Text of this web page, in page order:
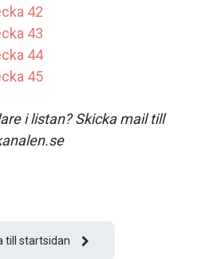
42
43
44
45
i listan? Skicka mail till
till startsidan